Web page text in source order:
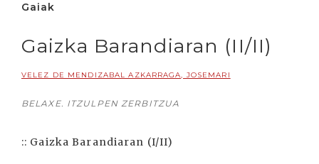
Gaiak
Gaizka Barandiaran (II/II)
VELEZ DE MENDIZABAL AZKARRAGA, JOSEMARI
BELAXE. ITZULPEN ZERBITZUA
:: Gaizka Barandiaran (I/II)